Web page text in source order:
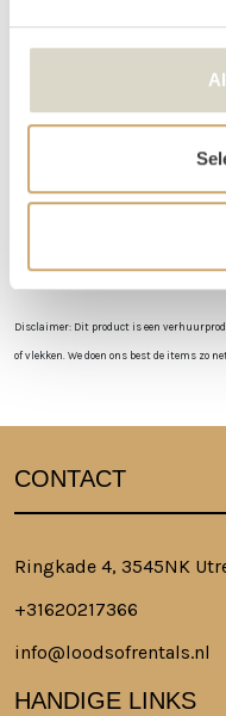
worden dan op vrijdag
verhuurchauffeurs rijden
spullen.
Disclaimer: Dit product is een
of vlekken. We doen ons best de items zo
CONTACT
Ringkade 4, 3545NK
+31620217366
info@loodsofrentals.nl
HANDIGE LINKS